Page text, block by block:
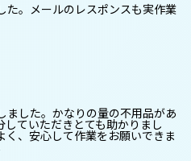
た。メールのレスポンスも実作業
ました。かなりの量の不用品があ
していただきとても助かりまし
、安心して作業をお願いできま